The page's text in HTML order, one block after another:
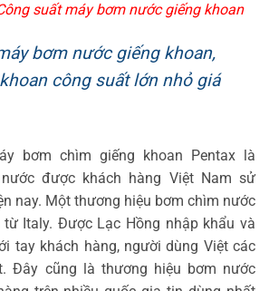
suất máy bơm nước giếng khoan
bơm nước giếng khoan,
công suất lớn nhỏ giá
bơm chìm giếng khoan Pentax là
được khách hàng Việt Nam sử
nay. Một thương hiệu bơm chìm nước
Italy. Được Lạc Hồng nhập khẩu và
tay khách hàng, người dùng Việt các
Đây cũng là thương hiệu bơm nước